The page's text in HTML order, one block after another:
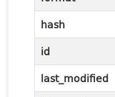
hash
id
last_modified